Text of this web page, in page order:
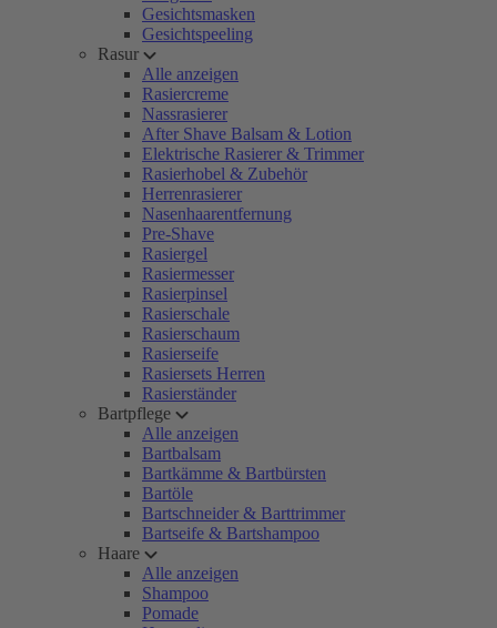
Gesichtsmasken
Gesichtspeeling
Rasur
Alle anzeigen
Rasiercreme
Nassrasierer
After Shave Balsam & Lotion
Elektrische Rasierer & Trimmer
Rasierhobel & Zubehör
Herrenrasierer
Nasenhaarentfernung
Pre-Shave
Rasiergel
Rasiermesser
Rasierpinsel
Rasierschale
Rasierschaum
Rasierseife
Rasiersets Herren
Rasierständer
Bartpflege
Alle anzeigen
Bartbalsam
Bartkämme & Bartbürsten
Bartöle
Bartschneider & Barttrimmer
Bartseife & Bartshampoo
Haare
Alle anzeigen
Shampoo
Pomade